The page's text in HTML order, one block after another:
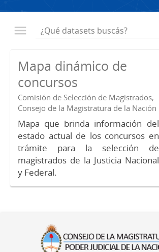
Mapa dinámico de
concursos
Comisión de Selección de Magistrados,
Consejo de la Magistratura de la Nación
Mapa que brinda información del
estado actual de los concursos en
trámite para la selección de
magistrados de la Justicia Nacional
y Federal.